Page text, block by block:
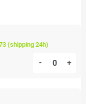
(shipping 24h)
- +